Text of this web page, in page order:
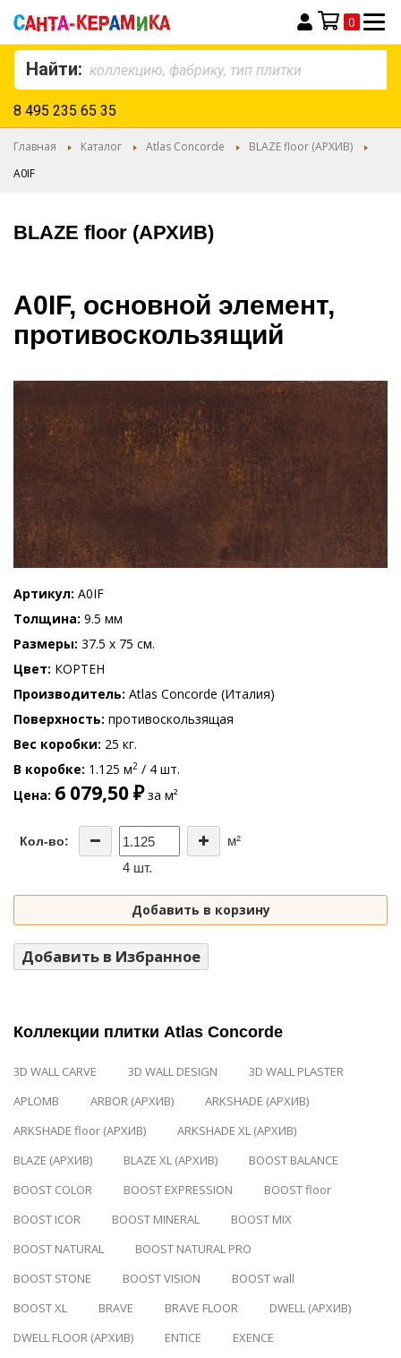
Моя корзина
0
Найти:
8 495 235 65 35
Главная Каталог Atlas Concorde
BLAZE floor (АРХИВ)
A0IF
BLAZE floor (АРХИВ)
A0IF, основной элемент,
противоскользящий
Артикул A0IF
Толщина 9.5 мм
Размеры 37.5 x 75 см.
Цвет КОРТЕН
Производитель Atlas Concorde (Италия)
Поверхность противоскользящая
Вес коробки 25 кг.
В коробке 1.125 м2 / 4 шт.
Цена 6 079,50 ₽за м²
Кол-во:
м²
4 шт.
Добавить в корзину
Добавить в Избранное
Коллекции плитки Atlas Concorde
3D WALL CARVE 3D WALL DESIGN
3D WALL PLASTER
APLOMB
ARBOR (АРХИВ)
ARKSHADE (АРХИВ)
ARKSHADE floor (АРХИВ)
ARKSHADE XL (АРХИВ)
BLAZE (АРХИВ)
BLAZE XL (АРХИВ)
BOOST BALANCE
BOOST COLOR
BOOST EXPRESSION
BOOST floor
BOOST ICOR
BOOST MINERAL
BOOST MIX
BOOST NATURAL
BOOST NATURAL PRO
BOOST STONE
BOOST VISION
BOOST wall
BOOST XL
BRAVE BRAVE FLOOR
DWELL (АРХИВ)
DWELL FLOOR (АРХИВ)
ENTICE
EXENCE